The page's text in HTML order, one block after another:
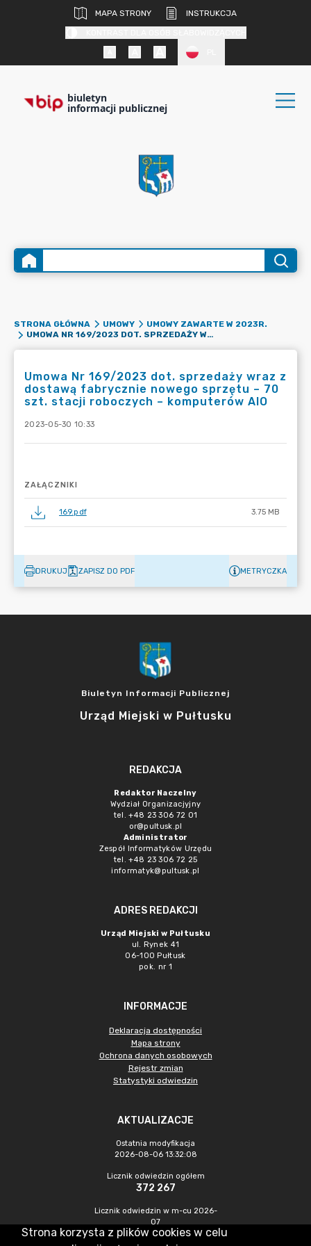
MAPA STRONY
INSTRUKCJA
biuletyn
informacji publicznej
STRONA GŁÓWNA UMOWY
UMOWY ZAWARTE W 2023R.
UMOWA NR 169/2023 DOT. SPRZEDAŻY WRAZ Z DOSTAWĄ FABRYCZNIE NOWEGO SPRZĘTU – 70 SZT. STACJI ROBOCZYCH – KOMPUTERÓW AIO
Umowa Nr 169/2023 dot. sprzedaży wraz z
dostawą fabrycznie nowego sprzętu – 70
szt. stacji roboczych – komputerów AIO
2023-05-30 10:33
ZAŁĄCZNIKI
169.pdf 3.75 MB
DRUKUJ ZAPISZ DO PDF METRYCZKA
Biuletyn Informacji Publicznej
Urząd Miejski w Pułtusku
REDAKCJA
Redaktor Naczelny
Wydział Organizacjyjny
tel. +48 23 306 72 01
or@pultusk.pl
Administrator
Zespół Informatyków Urzędu
tel. +48 23 306 72 25
informatyk@pultusk.pl
ADRES REDAKCJI
Urząd Miejski w Pułtusku
ul. Rynek 41
06-100 Pułtusk
pok. nr 1
INFORMACJE
Deklaracja dostępności
Mapa strony
Ochrona danych osobowych
Rejestr zmian
Statystyki odwiedzin
AKTUALIZACJE
Ostatnia modyfikacja
2026-08-06 13:32:08
Licznik odwiedzin ogółem
372 267
Licznik odwiedzin w m-cu 2026-
07
971
Strona korzysta z plików cookies w celu